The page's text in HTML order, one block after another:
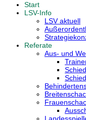
Start
LSV-Info
LSV aktuell
Referate
Aus- und